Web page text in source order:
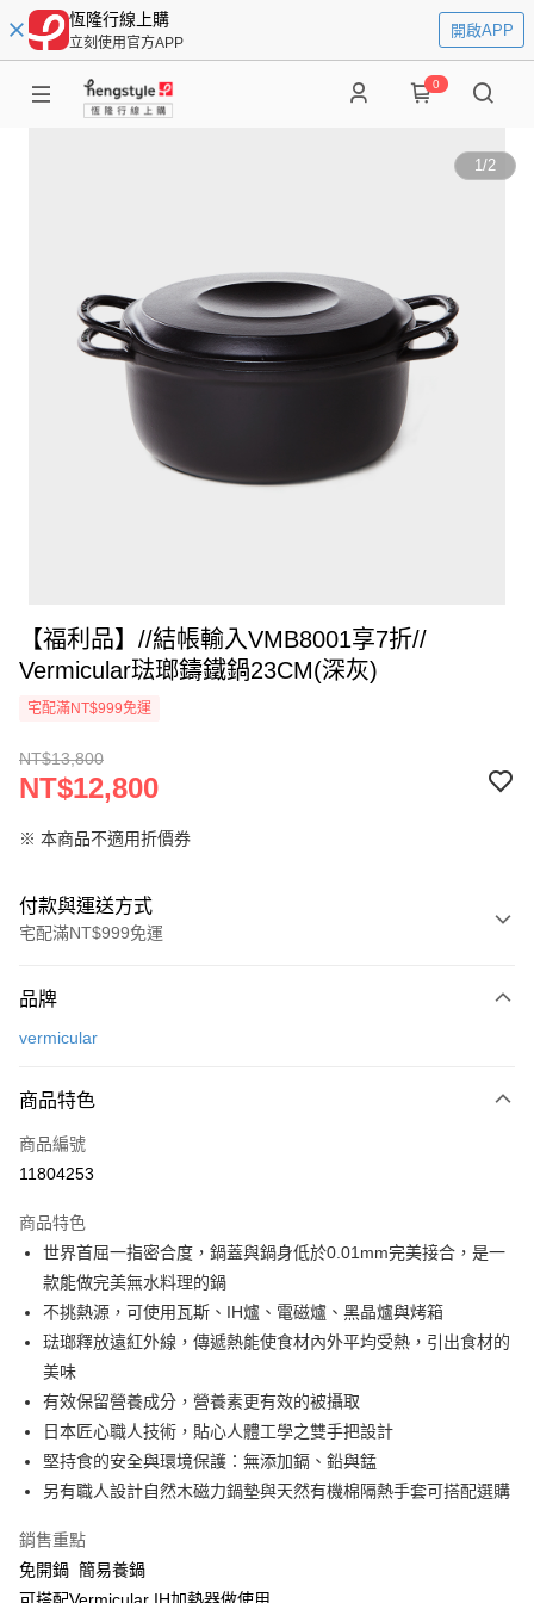
恆隆行線上購
立刻使用官方APP
開啟APP
0
1/2
【福利品】//結帳輸入VMB8001享7折//
Vermicular琺瑯鑄鐵鍋23CM(深灰)
宅配滿NT$999免運
NT$13,800
NT$12,800
※ 本商品不適用折價券
付款與運送方式
宅配滿NT$999免運
信用卡一次付款
3 期 0 利率 每期
合作金庫商業銀行
上海商業儲蓄銀行
臺灣中小企業銀行
匯豐（台灣）商業銀行
華泰商業銀行
聯邦商業銀行
元大商業銀行
永豐商業銀行
玉山商業銀行
星展（台灣）商業銀行
台灣樂天信用卡公司
合作金庫商業銀行
上海商業儲蓄銀行
國泰世華商業銀行
兆豐國際商業銀行
匯豐（台灣）商業銀行
聯邦商業銀行
遠東國際商業銀行
元大商業銀行
永豐商業銀行
玉山商業銀行
台新國際商業銀行
中國信託商業銀行
即享券
LINE Pay
Apple Pay
街口支付
Google Pay
ATM付款
運送方式
宅配
品牌
vermicular
商品特色
商品編號
11804253
商品特色
世界首屈一指密合度，鍋蓋與鍋身低於0.01mm完美接合，是一
款能做完美無水料理的鍋
不挑熱源，可使用瓦斯、IH爐、電磁爐、黑晶爐與烤箱
琺瑯釋放遠紅外線，傳遞熱能使食材內外平均受熱，引出食材的
美味
有效保留營養成分，營養素更有效的被攝取
日本匠心職人技術，貼心人體工學之雙手把設計
堅持食的安全與環境保護：無添加鎘、鉛與錳
另有職人設計自然木磁力鍋墊與天然有機棉隔熱手套可搭配選購
銷售重點
免開鍋 簡易養鍋